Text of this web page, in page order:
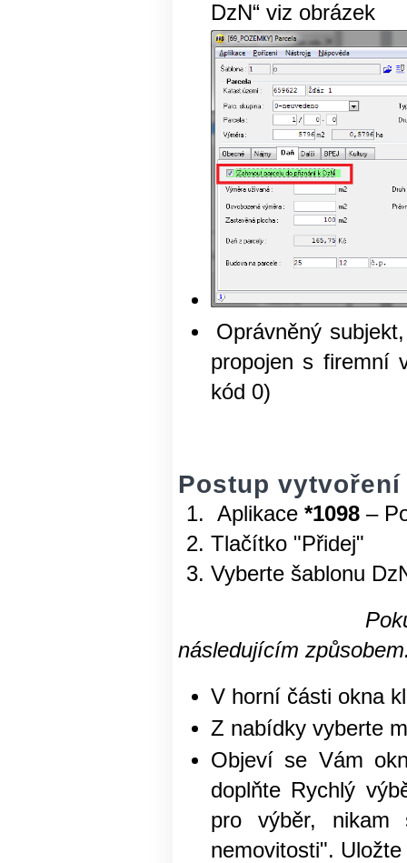
DzN“ viz obrázek
Oprávněný
propojen s firemní
kód 0)
Postup
Aplikace *1098 –
Tlačítko "Přidej"
Vyberte šablonu
Pokud u Vás
následujícím
V horní části okna
Z nabídky vyberte
Objeví se Vám
doplňte Rychlý
pro výběr,
nemovitosti".